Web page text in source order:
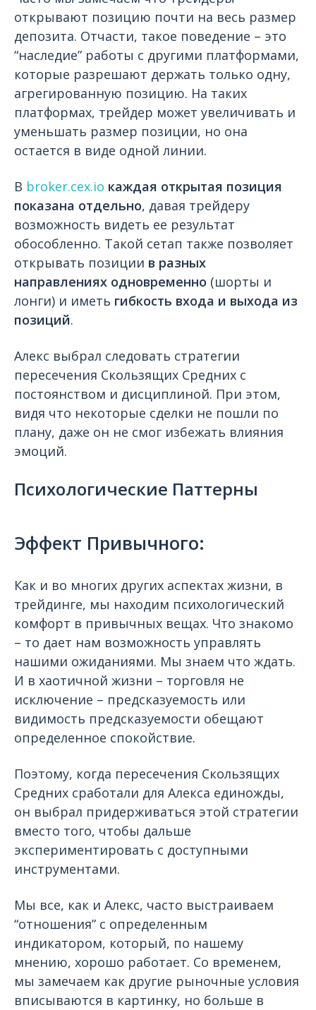
открывают позицию почти на весь размер
депозита. Отчасти, такое поведение – это
“наследие” работы с другими платформами,
которые разрешают держать только одну,
агрегированную позицию. На таких
платформах, трейдер может увеличивать и
уменьшать размер позиции, но она
остается в виде одной линии.
В broker.cex.io каждая открытая позиция
показана отдельно, давая трейдеру
возможность видеть ее результат
обособленно. Такой сетап также позволяет
открывать позиции в разных
направлениях одновременно (шорты и
лонги) и иметь гибкость входа и выхода из
позиций.
Алекс выбрал следовать стратегии
пересечения Скользящих Средних с
постоянством и дисциплиной. При этом,
видя что некоторые сделки не пошли по
плану, даже он не смог избежать влияния
эмоций.
Психологические Паттерны
Эффект Привычного:
Как и во многих других аспектах жизни, в
трейдинге, мы находим психологический
комфорт в привычных вещах. Что знакомо
– то дает нам возможность управлять
нашими ожиданиями. Мы знаем что ждать.
И в хаотичной жизни – торговля не
исключение – предсказуемость или
видимость предсказуемости обещают
определенное спокойствие.
Поэтому, когда пересечения Скользящих
Средних сработали для Алекса единожды,
он выбрал придерживаться этой стратегии
вместо того, чтобы дальше
экспериментировать с доступными
инструментами.
Мы все, как и Алекс, часто выстраиваем
“отношения” с определенным
индикатором, который, по нашему
мнению, хорошо работает. Со временем,
мы замечаем как другие рыночные условия
вписываются в картинку, но больше в